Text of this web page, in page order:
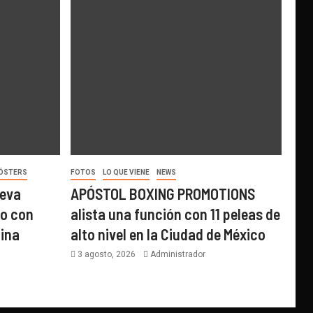
con
FOTOS LO QUE VIENE NEWS
APÓSTOL BOXING PROMOTIONS
alista una función con 11 peleas de
alto nivel en la Ciudad de México
3 agosto, 2026 Administrador